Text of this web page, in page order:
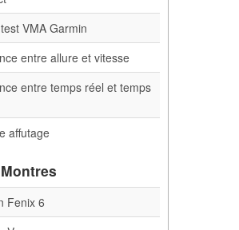
VMA Garmin
entre allure et vitesse
entre temps réel et temps
affutage
Fenix 6